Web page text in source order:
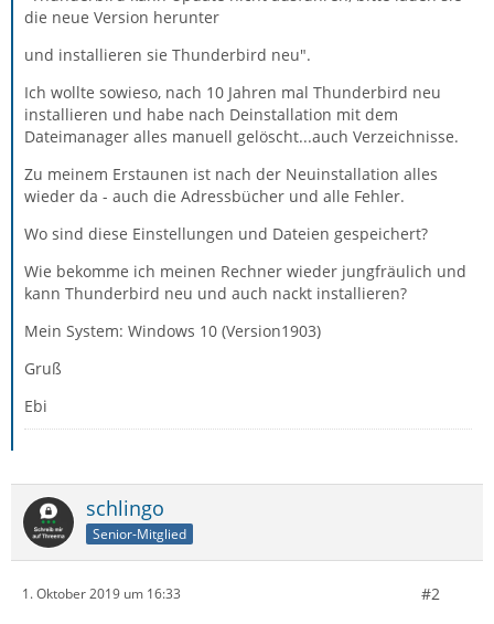
die neue Version herunter
und installieren sie Thunderbird neu".
Ich wollte sowieso, nach 10 Jahren mal Thunderbird neu
installieren und habe nach Deinstallation mit dem
Dateimanager alles manuell gelöscht...auch Verzeichnisse.
Zu meinem Erstaunen ist nach der Neuinstallation alles
wieder da - auch die Adressbücher und alle Fehler.
Wo sind diese Einstellungen und Dateien gespeichert?
Wie bekomme ich meinen Rechner wieder jungfräulich und
kann Thunderbird neu und auch nackt installieren?
Mein System: Windows 10 (Version1903)
Gruß
Ebi
schlingo
Senior-Mitglied
1. Oktober 2019 um 16:33 #2